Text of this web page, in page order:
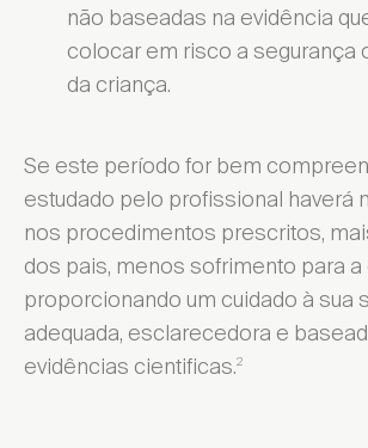
não baseadas na evidência
colocar em risco a segurança
da criança.
Se este período for bem
estudado pelo profissional haverá
nos procedimentos prescritos,
dos pais, menos sofrimento para a
proporcionando um cuidado à sua
adequada, esclarecedora e
evidências cientificas.2